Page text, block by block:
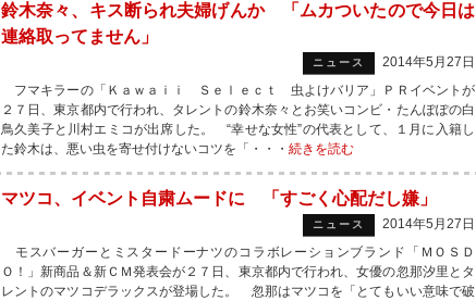
鈴木奈々、キス断られ夫婦げんか 「ムカついたので今日は
連絡取ってません」
ニュース
2014年5月27日
フマキラーの「Ｋａｗａｉｉ Ｓｅｌｅｃｔ 虫よけバリア」ＰＲイベントが
２７日、東京都内で行われ、タレントの鈴木奈々とお笑いコンビ・たんぽぽの白
鳥久美子と川村エミコが出席した。 “幸せな女性”の代表として、１月に入籍し
た鈴木は、悪い虫を寄せ付けないコツを「・・・ 続きを読む
マツコ、イベント自粛ムードに 「すごく心配だし嫌」
ニュース
2014年5月27日
モスバーガーとミスタードーナツのコラボレーションブランド「ＭＯＳＤ
Ｏ！」新商品＆新ＣＭ発表会が２７日、東京都内で行われ、女優の忽那汐里とタ
レントのマツコデラックスが登場した。 忽那はマツコを「とてもいい意味で破